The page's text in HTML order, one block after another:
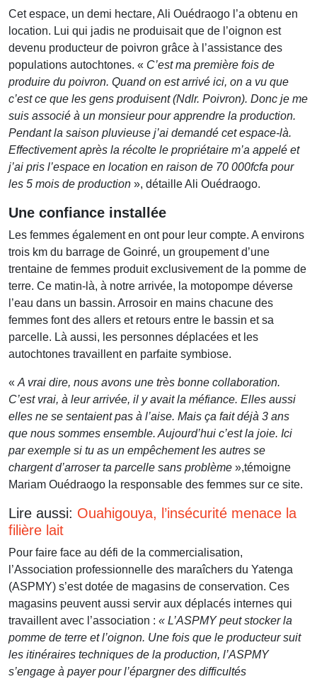
Cet espace, un demi hectare, Ali Ouédraogo l’a obtenu en
location. Lui qui jadis ne produisait que de l’oignon est
devenu producteur de poivron grâce à l’assistance des
populations autochtones. « C’est ma première fois de
produire du poivron. Quand on est arrivé ici, on a vu que
c’est ce que les gens produisent (Ndlr. Poivron). Donc je me
suis associé à un monsieur pour apprendre la production.
Pendant la saison pluvieuse j’ai demandé cet espace-là.
Effectivement après la récolte le propriétaire m’a appelé et
j’ai pris l’espace en location en raison de 70 000fcfa pour
les 5 mois de production », détaille Ali Ouédraogo.
Une confiance installée
Les femmes également en ont pour leur compte. A environs
trois km du barrage de Goinré, un groupement d’une
trentaine de femmes produit exclusivement de la pomme de
terre. Ce matin-là, à notre arrivée, la motopompe déverse
l’eau dans un bassin. Arrosoir en mains chacune des
femmes font des allers et retours entre le bassin et sa
parcelle. Là aussi, les personnes déplacées et les
autochtones travaillent en parfaite symbiose.
« A vrai dire, nous avons une très bonne collaboration.
C’est vrai, à leur arrivée, il y avait la méfiance. Elles aussi
elles ne se sentaient pas à l’aise. Mais ça fait déjà 3 ans
que nous sommes ensemble. Aujourd’hui c’est la joie. Ici
par exemple si tu as un empêchement les autres se
chargent d’arroser ta parcelle sans problème »,témoigne
Mariam Ouédraogo la responsable des femmes sur ce site.
Lire aussi: Ouahigouya, l’insécurité menace la
filière lait
Pour faire face au défi de la commercialisation,
l’Association professionnelle des maraîchers du Yatenga
(ASPMY) s’est dotée de magasins de conservation. Ces
magasins peuvent aussi servir aux déplacés internes qui
travaillent avec l’association : « L’ASPMY peut stocker la
pomme de terre et l’oignon. Une fois que le producteur suit
les itinéraires techniques de la production, l’ASPMY
s’engage à payer pour l’épargner des difficultés